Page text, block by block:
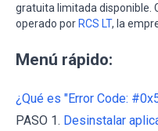
gratuita limitada disponible.
operado por RCS LT, la
Menú rápido:
¿Qué es "Error Code:
PASO 1. Desinstalar